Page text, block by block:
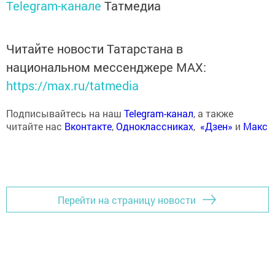
Telegram-канале Татмедиа
Читайте новости Татарстана в
национальном мессенджере MАХ:
https://max.ru/tatmedia
Подписывайтесь на наш Telegram-канал, а также
читайте нас Вконтакте,Одноклассниках, «Дзен» и Макс
Перейти на страницу новости